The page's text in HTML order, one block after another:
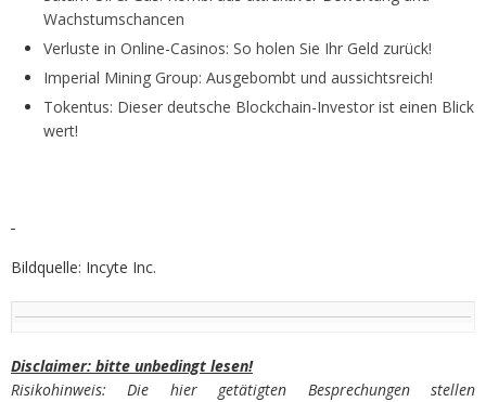
Wachstumschancen
Verluste in Online-Casinos: So holen Sie Ihr Geld zurück!
Imperial Mining Group: Ausgebombt und aussichtsreich!
Tokentus: Dieser deutsche Blockchain-Investor ist einen Blick
wert!
Bildquelle: Incyte Inc.
Disclaimer: bitte unbedingt lesen!
Risikohinweis: Die hier getätigten Besprechungen stellen